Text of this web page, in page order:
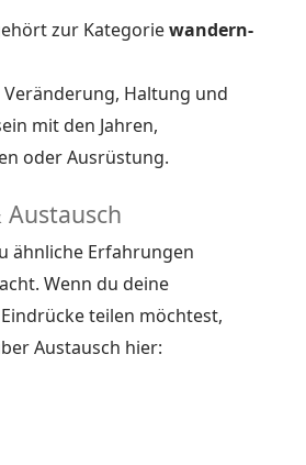
zur Kategoriewandern-
Haltung und
mit den Jahren,
oder Ausrüstung.
Austausch
ähnliche Erfahrungen
Wenn du deine
teilen möchtest,
Austausch hier: